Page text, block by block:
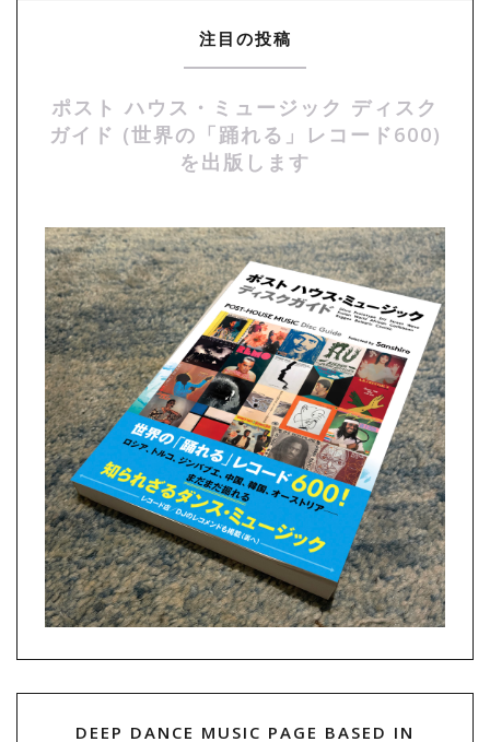
注目の投稿
ポスト ハウス・ミュージック ディスク
ガイド (世界の「踊れる」レコード600)
を出版します
DEEP DANCE MUSIC PAGE BASED IN